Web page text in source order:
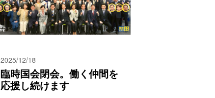
2025/12/18
臨時国会閉会。働く仲間を
応援し続けます